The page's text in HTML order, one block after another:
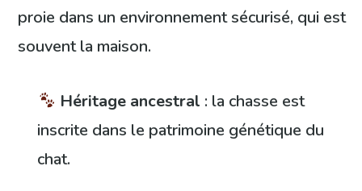
proie dans un environnement sécurisé, qui est
souvent la maison.
Héritage ancestral : la chasse est
inscrite dans le patrimoine génétique du
chat.